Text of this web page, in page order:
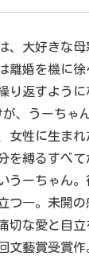
、大好きな
離婚を機に
り返すよう
が、うーちゃ
女性に生ま
を縛るすべて
うーちゃん
つ―。未開の
切な愛と自
文藝賞受賞作